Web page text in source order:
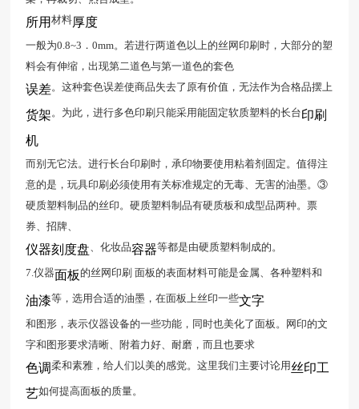
所用 材料厚度
一般为0.8~3．0mm。若进行两道色以上的丝网印刷时，大部分的塑
料会有伸缩，出现第二道色与第一道色的套色
误差。这种套色误差使商品失去了原有价值，无法作为合格品摆上
货架 。为此，进行多色印刷只能采用能固定软质塑料的长台印刷
机
而别无它法。进行长台印刷时，承印物要使用粘着剂固定。值得注
意的是，玩具印刷必须使用有关标准规定的无毒、无害的油墨。③
硬质塑料制品的丝印。硬质塑料制品有硬质板和成型品两种。票
券、招牌、
仪器刻度盘 、化妆品容器等都是由硬质塑料制成的。
7.仪器面板 的丝网印刷 面板的表面材料可能是金属、各种塑料和
油漆等，选用合适的油墨，在面板上丝印一些文字
和图形，表示仪器设备的一些功能，同时也美化了面板。网印的文
字和图形要求清晰、附着力好、耐磨，而且也要求
色调柔和素雅，给人们以美的感觉。这里我们主要讨论用丝印工
艺如何提高面板的质量。